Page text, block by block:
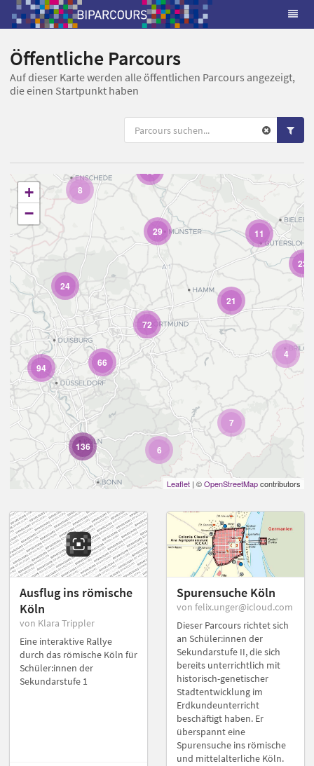
Öffentliche Parcours
Auf dieser Karte werden alle öffentlichen Parcours angezeigt,
die einen Startpunkt haben
23
11
4
7
8
21
29
13
6
24
72
136
66
94
+
−
Leaflet | ©OpenStreetMapcontributors
Ausflug ins römische
Köln
von Klara Trippler
Eine interaktive Rallye
durch das römische Köln für
Schüler:innen der
Sekundarstufe 1
Spurensuche Köln
von felix.unger@icloud.com
Dieser Parcours richtet sich
an Schüler:innen der
Sekundarstufe II, die sich
bereits unterrichtlich mit
historisch-genetischer
Stadtentwicklung im
Erdkundeunterricht
beschäftigt haben. Er
überspannt eine
Spurensuche ins römische
und mittelalterliche Köln.